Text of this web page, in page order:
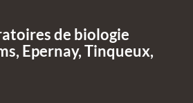
de biologie
Epernay, Tinqueux,